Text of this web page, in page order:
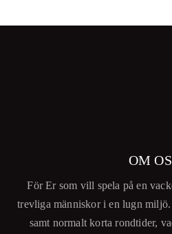
OM
För Er som vill spela på en
trevliga människor i en lugn
samt normalt korta rondtider,